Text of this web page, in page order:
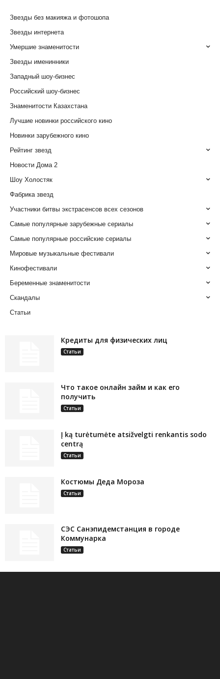
Звезды без макияжа и фотошопа
Звезды интернета
Умершие знаменитости
Звезды именинники
Западный шоу-бизнес
Российский шоу-бизнес
Знаменитости Казахстана
Лучшие новинки российского кино
Новинки зарубежного кино
Рейтинг звезд
Новости Дома 2
Шоу Холостяк
Фабрика звезд
Участники битвы экстрасенсов всех сезонов
Самые популярные зарубежные сериалы
Самые популярные российские сериалы
Мировые музыкальные фестивали
Кинофестивали
Беременные знаменитости
Скандалы
Статьи
Кредиты для физических лиц
Статьи
Что такое онлайн займ и как его
получить
Статьи
Į ką turėtumėte atsižvelgti renkantis sodo
centrą
Статьи
Костюмы Деда Мороза
Статьи
СЭС Санэпидемстанция в городе
Коммунарка
Статьи